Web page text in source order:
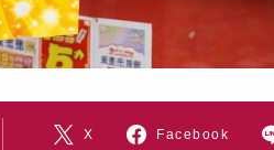
X Facebook